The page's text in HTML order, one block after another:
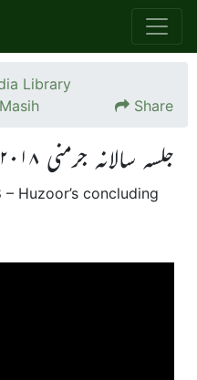
Library
Share
جلسہ سالانہ جرمنی ۲۰۱۸ء سے اختتامی خطاب
Huzoor’s concluding